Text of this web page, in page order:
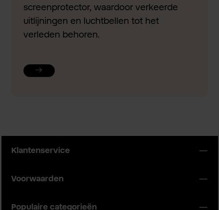
screenprotector, waardoor verkeerde
uitlijningen en luchtbellen tot het
verleden behoren.
Klantenservice
Voorwaarden
Populaire categorieën